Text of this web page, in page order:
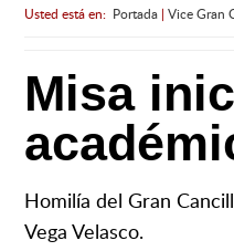
Usted está en: Portada| Vice Gran
Misa
Homilía del Gran
Vega Velasco.